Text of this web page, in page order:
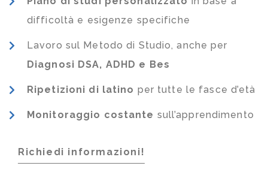
difficoltà e esigenze specifiche
Lavoro sul Metodo di Studio, anche per
Diagnosi DSA, ADHD e Bes
Ripetizioni di latino per tutte le fasce d’età
Monitoraggio costante sull’apprendimento
Richiedi informazioni!